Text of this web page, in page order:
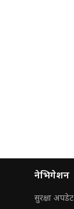
नेभिगेशन
सुरक्षा अपडेट